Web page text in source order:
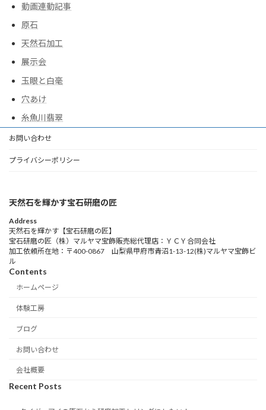
動画連動記事
原石
天然石加工
展示会
玉眼と白毫
穴あけ
糸魚川翡翠
お問い合わせ
プライバシーポリシー
天然石を輝かす宝石研磨の匠
Address
天然石を輝かす【宝石研磨の匠】
宝石研磨の匠（株）マルヤマ宝飾販売総代理店：ＹＣＹ合同会社
加工依頼所在地：〒400-0867 山梨県甲府市青沼1-13-12(株)マルヤマ宝飾ビ
ル
Contents
ホームページ
体験工房
ブログ
お問い合わせ
会社概要
Recent Posts